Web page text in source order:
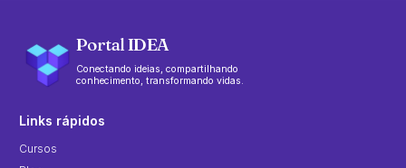
Portal IDEA
Conectando ideias, compartilhando
conhecimento, transformando vidas.
Links rápidos
Cursos